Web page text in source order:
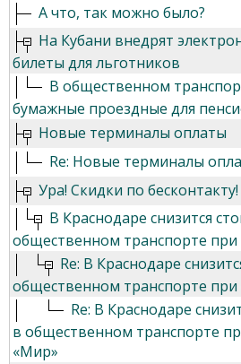
А что, так можно было?
На Кубани внедрят
билеты для льготников
В общественном
бумажные проездные для
Новые терминалы оплаты
Re: Новые терминалы
Ура! Скидки по бесконтакту!
В Краснодаре снизится
общественном транспорте
Re: В Краснодаре
общественном транспорте
Re: В Краснодаре
в общественном транспорте
«Мир»